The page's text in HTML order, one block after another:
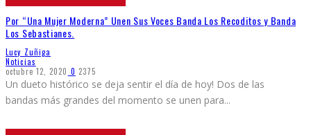
Por “Una Mujer Moderna” Unen Sus Voces Banda Los Recoditos y Banda
Los Sebastianes.
Lucy Zuñiga
Noticias
octubre 12, 2020 0 2375
Un dueto histórico se deja sentir el día de hoy! Dos de las
bandas más grandes del momento se unen para...